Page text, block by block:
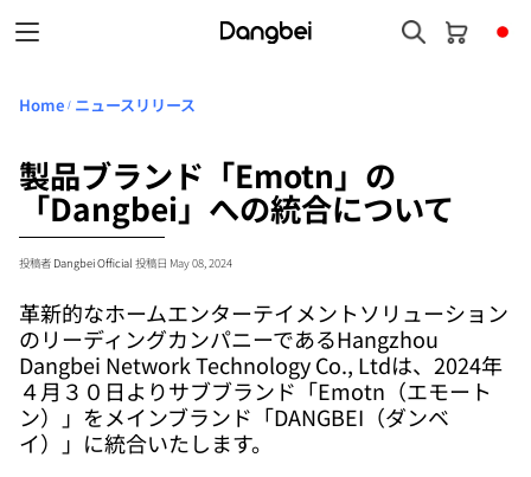
Home / ニュースリリース
製品ブランド「Emotn」の
「Dangbei」への統合について
投稿者 Dangbei Official 投稿日 May 08, 2024
革新的なホームエンターテイメントソリューション
のリーディングカンパニーであるHangzhou
Dangbei Network Technology Co., Ltdは、2024年
４月３０日よりサブブランド「Emotn（エモート
ン）」をメインブランド「DANGBEI（ダンベ
イ）」に統合いたします。